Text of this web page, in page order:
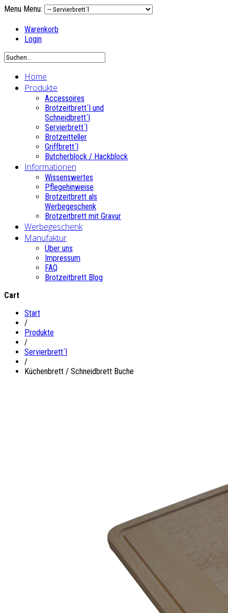
Menu Menu:
Warenkorb
Login
Home
Produkte
Accessoires
Brotzeitbrett´l und
Schneidbrett´l
Servierbrett´l
Brotzeitteller
Griffbrett´l
Butcherblock / Hackblock
Informationen
Wissenswertes
Pflegehinweise
Brotzeitbrett als
Werbegeschenk
Brotzeitbrett mit Gravur
Werbegeschenk
Manufaktur
Über uns
Impressum
FAQ
Brotzeitbrett Blog
Cart
Start
/
Produkte
/
Servierbrett´l
/
Küchenbrett / Schneidbrett Buche